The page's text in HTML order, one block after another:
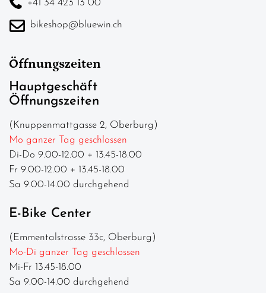
+41 34 423 13 00
bikeshop@bluewin.ch
Öffnungszeiten
Hauptgeschäft
Öffnungszeiten
(Knuppenmattgasse 2, Oberburg)
Mo ganzer Tag geschlossen
Di-Do 9.00-12.00 + 13.45-18.00
Fr 9.00-12.00 + 13.45-18.00
Sa 9.00-14.00 durchgehend
E-Bike Center
(Emmentalstrasse 33c, Oberburg)
Mo-Di ganzer Tag geschlossen
Mi-Fr 13.45-18.00
Sa 9.00-14.00 durchgehend